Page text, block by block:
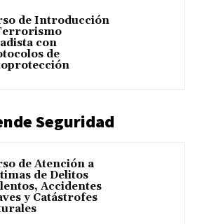
de Introducción
con
de
Seguridad
de Atención a
de Delitos
Accidentes
y Catástrofes